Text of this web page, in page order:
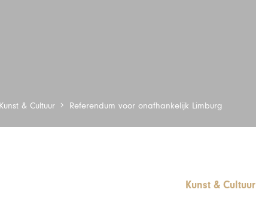
& Cultuur Referendum voor onafhankelijk Limburg
Kunst & Cultuur